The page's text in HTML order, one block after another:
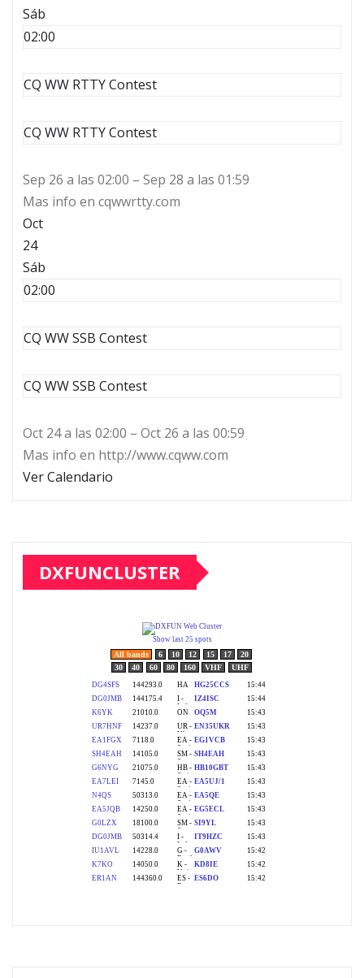
Sáb
02:00
CQ WW RTTY Contest
CQ WW RTTY Contest
Sep 26 a las 02:00 – Sep 28 a las 01:59
Mas info en cqwwrtty.com
Oct
24
Sáb
02:00
CQ WW SSB Contest
CQ WW SSB Contest
Oct 24 a las 02:00 – Oct 26 a las 00:59
Mas info en http://www.cqww.com
Ver Calendario
DXFUNCLUSTER